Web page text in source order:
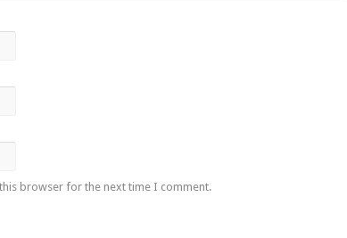
browser for the next time I comment.